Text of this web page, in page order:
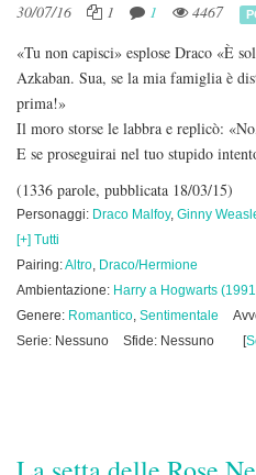
30/07/16 1 1 4467
«Tu non capisci» esplose Draco «È
Azkaban. Sua, se la mia famiglia è
prima!»
Il moro storse le labbra e replicò:
E se proseguirai nel tuo stupido
(1336 parole, pubblicata 18/03/15)
Personaggi: Draco Malfoy, Ginny
[+] Tutti
Pairing:Altro, Draco/Hermione
Ambientazione: Harry a Hogwarts
Genere: Romantico, Sentimentale
Serie: Nessuno
Sfide: Nessuno [